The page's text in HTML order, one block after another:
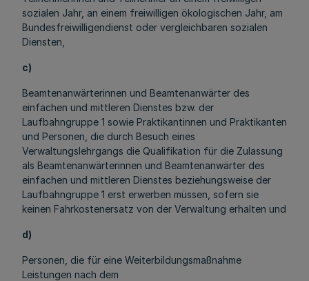
sozialen Jahr, an einem freiwilligen ökologischen Jahr, am
Bundesfreiwilligendienst oder vergleichbaren sozialen
Diensten,
c)
Beamtenanwärterinnen und Beamtenanwärter des
einfachen und mittleren Dienstes bzw. der
Laufbahngruppe 1 sowie Praktikantinnen und Praktikanten
und Personen, die durch Besuch eines
Verwaltungslehrgangs die Qualifikation für die Zulassung
als Beamtenanwärterinnen und Beamtenanwärter des
einfachen und mittleren Dienstes beziehungsweise der
Laufbahngruppe 1 erst erwerben müssen, sofern sie
keinen Fahrkostenersatz von der Verwaltung erhalten und
d)
Personen, die für eine Weiterbildungsmaßnahme
Leistungen nach dem